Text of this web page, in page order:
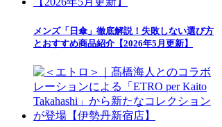
メンズ「日傘」徹底解説！失敗しない選び方
とおすすめ商品紹介【2026年5月更新】